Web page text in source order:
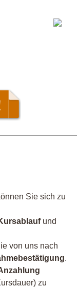
Sie sich zu
und
von uns nach
.
zu